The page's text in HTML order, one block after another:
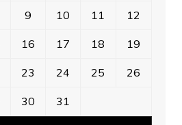
9 10 11 12
16 17 18 19
23 24 25 26
30 31